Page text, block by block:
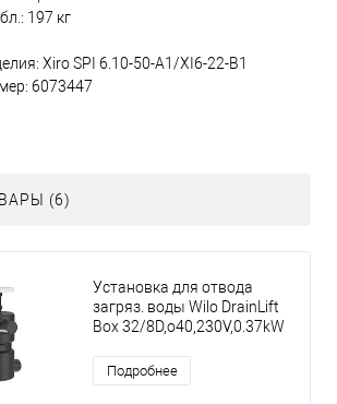
197 кг
Xiro SPI 6.10-50-A1/XI6-22-B1
6073447
(6)
Установка для отвода
загряз. воды Wilo DrainLift
Box 32/8D,o40,230V,0.37kW
Подробнее